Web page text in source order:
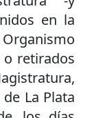
en la
o retirados
La Plata